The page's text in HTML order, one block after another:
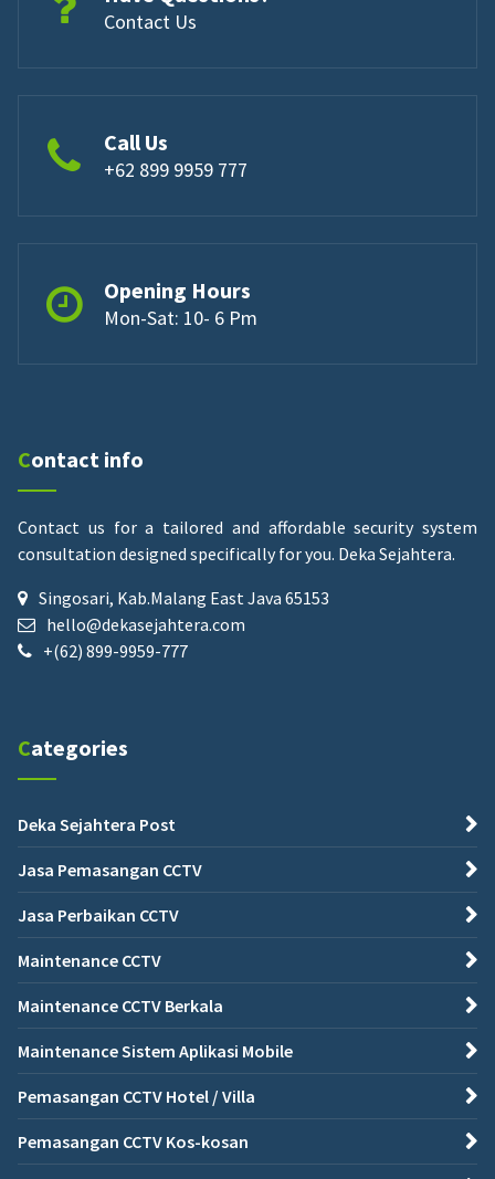
Contact Us
Call Us
+62 899 9959 777
Opening Hours
Mon-Sat: 10- 6 Pm
Contact info
Contact us for a tailored and affordable security system
consultation designed specifically for you. Deka Sejahtera.
Singosari, Kab.Malang East Java 65153
hello@dekasejahtera.com
+(62) 899-9959-777
Categories
Deka Sejahtera Post
Jasa Pemasangan CCTV
Jasa Perbaikan CCTV
Maintenance CCTV
Maintenance CCTV Berkala
Maintenance Sistem Aplikasi Mobile
Pemasangan CCTV Hotel / Villa
Pemasangan CCTV Kos-kosan